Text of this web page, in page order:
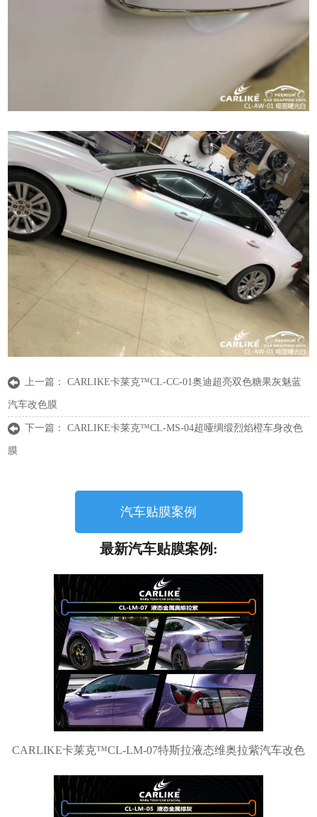
上一篇：CARLIKE卡莱克™CL-CC-01奥迪超亮双色糖果灰魅蓝
汽车改色膜
下一篇：CARLIKE卡莱克™CL-MS-04超哑绸缎烈焰橙车身改色
膜
汽车贴膜案例
最新汽车贴膜案例:
CARLIKE卡莱克™CL-LM-07特斯拉液态维奥拉紫汽车改色